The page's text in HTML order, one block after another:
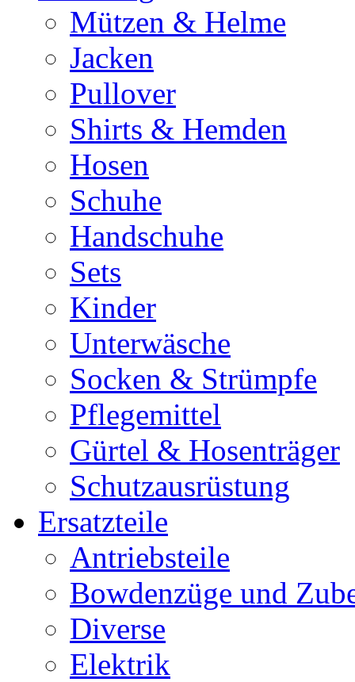
Mützen & Helme
Jacken
Pullover
Shirts & Hemden
Hosen
Schuhe
Handschuhe
Sets
Kinder
Unterwäsche
Socken & Strümpfe
Pflegemittel
Gürtel & Hosenträger
Schutzausrüstung
Ersatzteile
Antriebsteile
Bowdenzüge und
Diverse
Elektrik